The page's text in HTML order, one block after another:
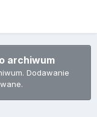
archiwum
Dodawanie